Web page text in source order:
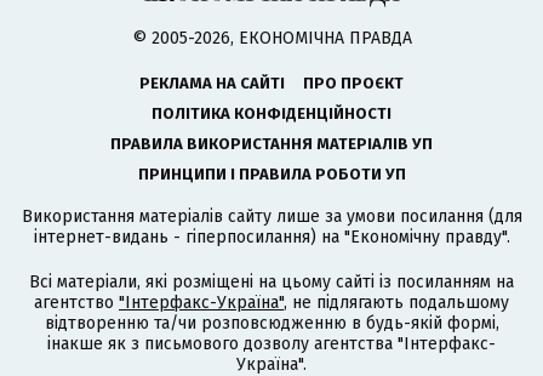
© 2005-2026, ЕКОНОМІЧНА ПРАВДА
РЕКЛАМА НА САЙТІ
ПРО ПРОЄКТ
ПОЛІТИКА КОНФІДЕНЦІЙНОСТІ
ПРАВИЛА ВИКОРИСТАННЯ МАТЕРІАЛІВ УП
ПРИНЦИПИ І ПРАВИЛА РОБОТИ УП
Використання матеріалів сайту лише за умови посилання (для
інтернет-видань - гіперпосилання) на "Економічну правду".
Всі матеріали, які розміщені на цьому сайті із посиланням на
агентство "Інтерфакс-Україна", не підлягають подальшому
відтворенню та/чи розповсюдженню в будь-якій формі,
інакше як з письмового дозволу агентства "Інтерфакс-
Україна".